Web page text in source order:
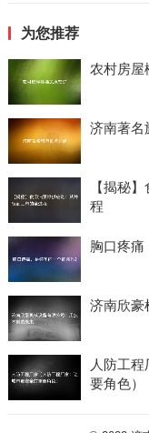
为您推荐
农村房屋
济南著名
【揭秘
程
胸口疼痛
济南欣豪
人防工
要角色）